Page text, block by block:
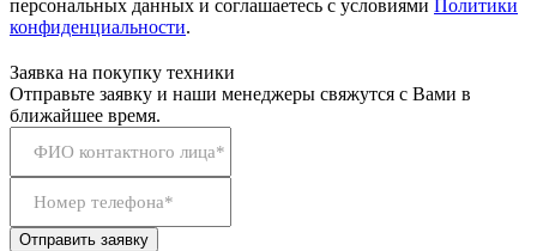
персональных данных и соглашаетесь с условиями Политики
конфиденциальности.
Заявка на покупку техники
Отправьте заявку и наши менеджеры свяжутся с Вами в
ближайшее время.
ФИО контактного лица*
Номер телефона*
Отправить заявку